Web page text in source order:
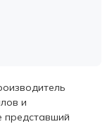
и
представший